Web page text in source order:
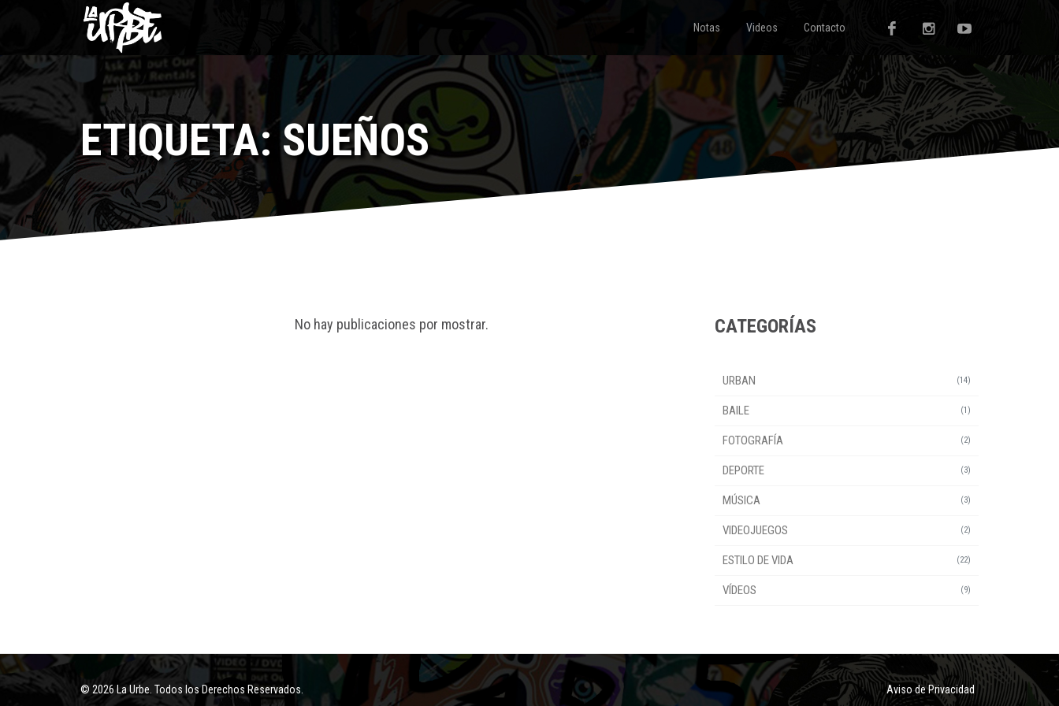
Notas Videos Contacto
ETIQUETA: SUEÑOS
No hay publicaciones por mostrar. CATEGORÍAS
(14)
URBAN
(1)
BAILE
(2)
FOTOGRAFÍA
(3)
DEPORTE
(3)
MÚSICA
(2)
VIDEOJUEGOS
(22)
ESTILO DE VIDA
(9)
VÍDEOS
Aviso de Privacidad
© 2026 La Urbe. Todos los Derechos Reservados.